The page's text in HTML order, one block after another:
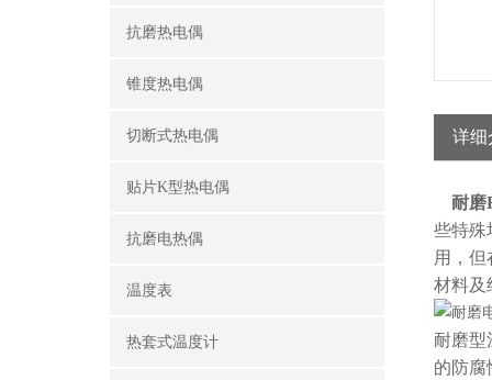
抗磨热电偶
锥度热电偶
切断式热电偶
贴片K型热电偶
抗磨电热偶
温度表
热套式温度计
详细
耐磨
些特殊
用，
材料及
耐磨型
的防腐